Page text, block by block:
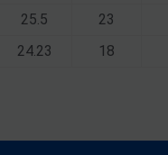
25.5 23
24.23 18